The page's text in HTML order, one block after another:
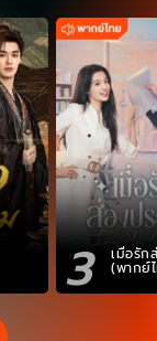
3 เมื่อรัก
(พากย์